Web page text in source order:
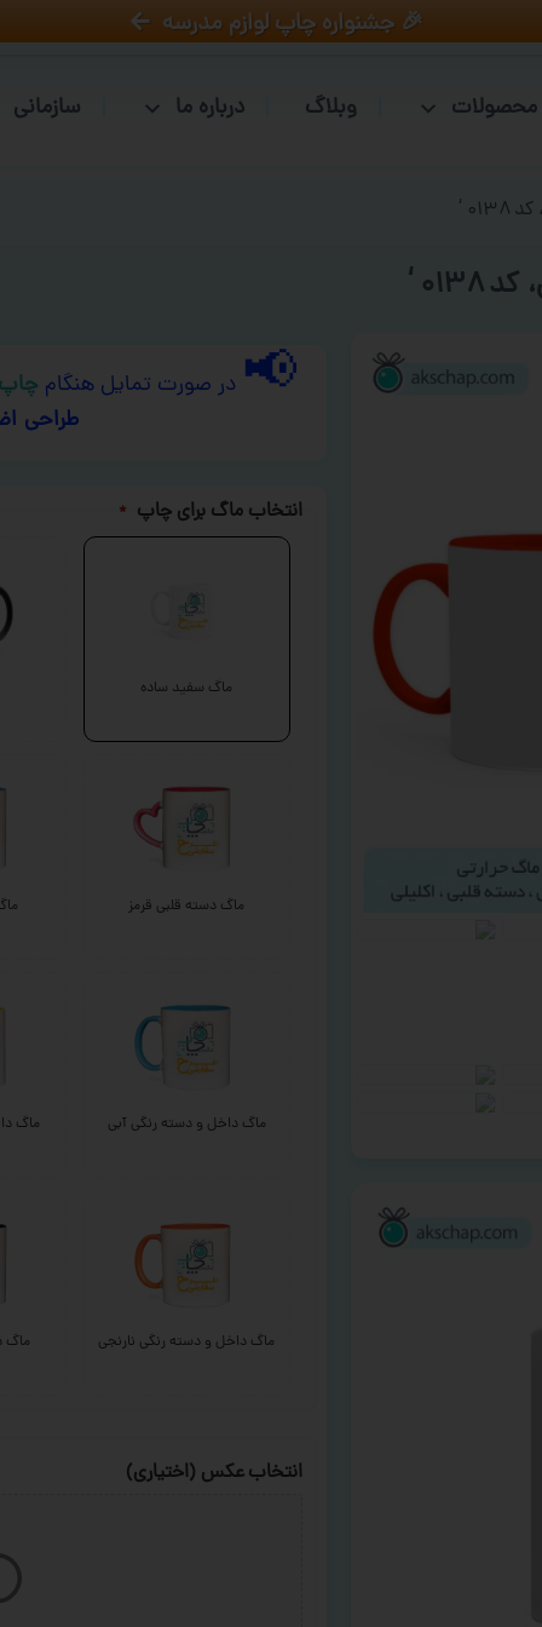
🎉 جشنواره چاپ لوازم مدرسه
محصولات وبلاگ درباره ما سازمانی
‘
‘
📢 در صورت تمایل هنگام
طراحی
انتخاب ماگ برای چاپ *
ماگ سفید ساده
ماگ دسته قلبی قرمز
ماگ داخل و دسته رنگی آبی ماگ
ماگ داخل و دسته رنگی نارنجی ماگ
انتخاب عکس (اختیاری)